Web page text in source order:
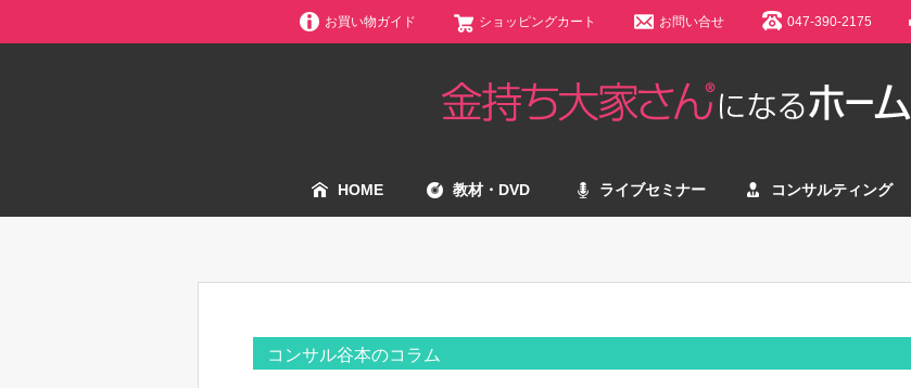
お買い物ガイド ショッピングカート お問い合せ 047-390-2175
HOME 教材・DVD ライブセミナー コンサルティング
コンサル谷本のコラム